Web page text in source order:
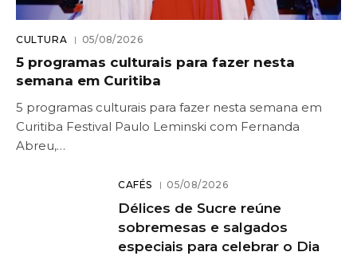
CULTURA 05/08/2026
5 programas culturais para fazer nesta
semana em Curitiba
5 programas culturais para fazer nesta semana em
Curitiba Festival Paulo Leminski com Fernanda
Abreu,…
CAFÉS 05/08/2026
Délices de Sucre reúne
sobremesas e salgados
especiais para celebrar o Dia